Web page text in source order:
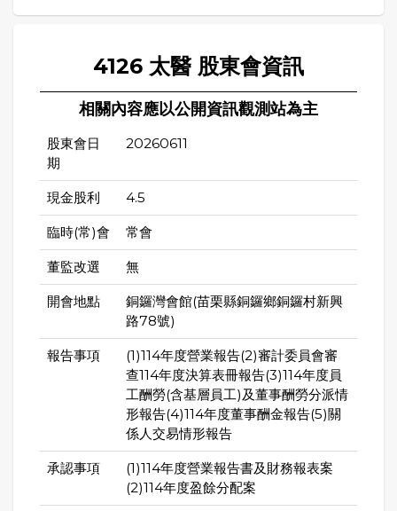
4126 太醫 股東會資訊
相關內容應以公開資訊觀測站為主
股東會日
期
20260611
現金股利 4.5
臨時(常)會 常會
董監改選 無
開會地點
銅鑼灣會館(苗栗縣銅鑼鄉銅鑼村新興
路78號)
報告事項
(1)114年度營業報告(2)審計委員會審
查114年度決算表冊報告(3)114年度員
工酬勞(含基層員工)及董事酬勞分派情
形報告(4)114年度董事酬金報告(5)關
係人交易情形報告
承認事項
(1)114年度營業報告書及財務報表案
(2)114年度盈餘分配案